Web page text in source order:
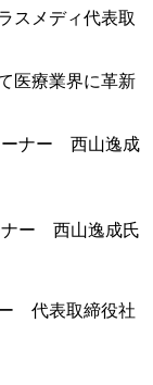
スメディ代表取
医療業界に革新
ナー 西山逸成氏